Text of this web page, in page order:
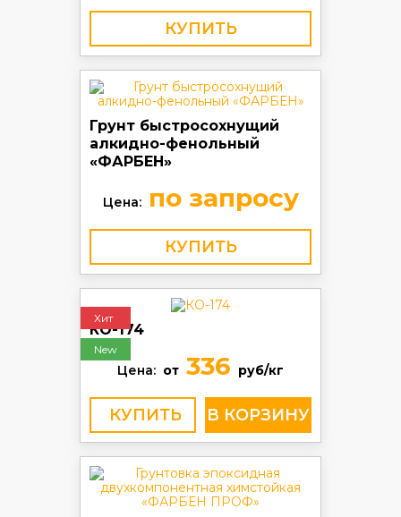
КУПИТЬ
Грунт быстросохнущий
алкидно-фенольный
«ФАРБЕН»
Цена:по запросу
КУПИТЬ
Хит
New
КО-174
Цена: от 336 руб/кг
КУПИТЬ